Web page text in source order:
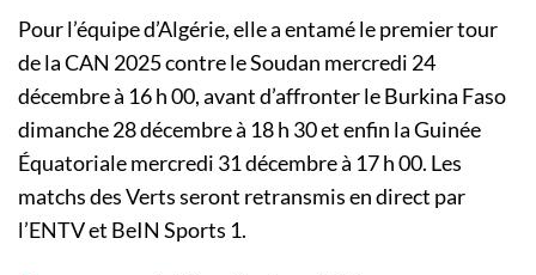
Pour l’équipe d’Algérie, elle a entamé le premier tour
de la CAN 2025 contre le Soudan mercredi 24
décembre à 16 h 00, avant d’affronter le Burkina Faso
dimanche 28 décembre à 18 h 30 et enfin la Guinée
Équatoriale mercredi 31 décembre à 17 h 00. Les
matchs des Verts seront retransmis en direct par
l’ENTV et BeIN Sports 1.